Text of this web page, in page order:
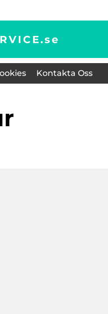
se
Kontakta Oss